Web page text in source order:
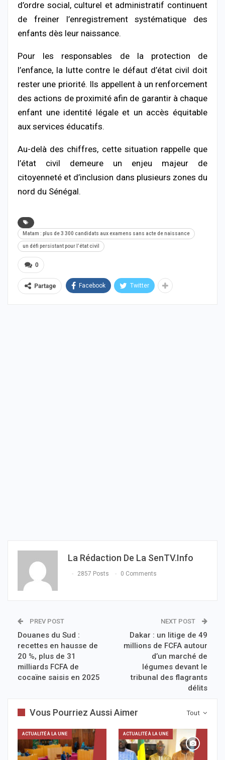
d’ordre social, culturel et administratif continuent
de freiner l’enregistrement systématique des
enfants dès leur naissance.
Pour les responsables de la protection de
l’enfance, la lutte contre le défaut d’état civil doit
rester une priorité. Ils appellent à un renforcement
des actions de proximité afin de garantir à chaque
enfant une identité légale et un accès équitable
aux services éducatifs.
Au-delà des chiffres, cette situation rappelle que
l’état civil demeure un enjeu majeur de
citoyenneté et d’inclusion dans plusieurs zones du
nord du Sénégal.
Matam : plus de 3 300 candidats aux examens sans acte de naissance
un défi persistant pour l’état civil
0
Partage Facebook Twitter
La Rédaction De La SenTV.info
2857 Posts 0 Comments
PREV POST
Douanes du Sud :
recettes en hausse de
20 %, plus de 31
milliards FCFA de
cocaïne saisis en 2025
NEXT POST
Dakar : un litige de 49
millions de FCFA autour
d’un marché de
légumes devant le
tribunal des flagrants
délits
Tout
Vous Pourriez Aussi Aimer
ACTUALITÉ À LA UNE ACTUALITÉ À LA UNE